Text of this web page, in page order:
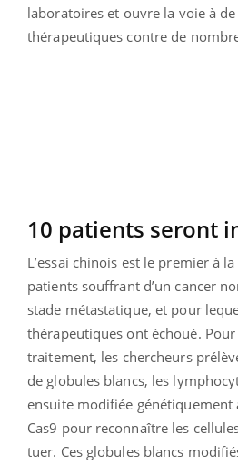
laboratoires et ouvre la voie à
thérapeutiques contre de
10 patients seront
L’essai chinois est le premier à
patients souffrant d’un cancer
stade métastatique, et pour
thérapeutiques ont échoué.
traitement, les chercheurs
de globules blancs, les
ensuite modifiée génétiquement
Cas9 pour reconnaître les
tuer. Ces globules blancs